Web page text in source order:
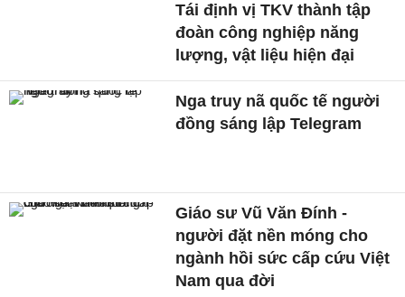
Tái định vị TKV thành tập
đoàn công nghiệp năng
lượng, vật liệu hiện đại
Nga truy nã quốc tế người
đồng sáng lập Telegram
Giáo sư Vũ Văn Đính -
người đặt nền móng cho
ngành hồi sức cấp cứu Việt
Nam qua đời